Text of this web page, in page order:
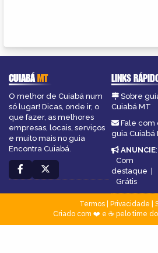
CUIABÁMT
O melhor de Cuiabá num
só lugar! Dicas, onde ir, o
que fazer, as melhores
empresas, locais, serviços
e muito mais no guia
Encontra Cuiabá.
LINKS
Sobre
Cuiabá MT
Fale com
guia Cuiabá
ANUNCIE:
Com
destaque
Grátis
Termos| Privacidade
Criado com ❤️ e ☕ pelo time